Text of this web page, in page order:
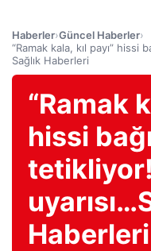
Haberler›Güncel Haberler›
“Ramak kala, kıl payı” hissi
Sağlık Haberleri
“Ramak
hissi
tetikliyor!
Haberleri